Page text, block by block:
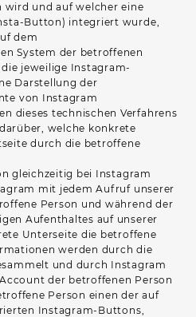
und auf welcher eine
Button) integriert wurde,
dem
System der betroffenen
jeweilige Instagram-
Darstellung der
von Instagram
dieses technischen Verfahrens
welche konkrete
durch die betroffene
gleichzeitig bei Instagram
mit jedem Aufruf unserer
Person und während der
Aufenthaltes auf unserer
Unterseite die betroffene
werden durch die
und durch Instagram
der betroffenen Person
Person einen der auf
Instagram-Buttons,